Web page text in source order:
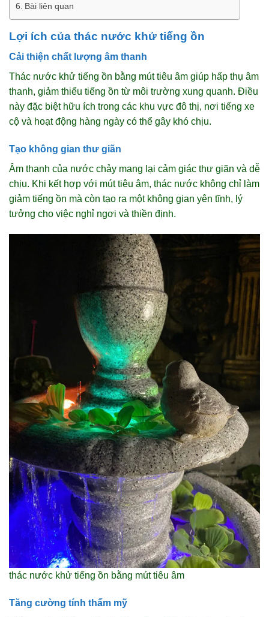
Bài liên quan
Lợi ích của thác nước khử tiếng ồn
Cải thiện chất lượng âm thanh
Thác nước khử tiếng ồn bằng mút tiêu âm giúp hấp thụ âm
thanh, giảm thiểu tiếng ồn từ môi trường xung quanh. Điều
này đặc biệt hữu ích trong các khu vực đô thị, nơi tiếng xe
cộ và hoạt động hàng ngày có thể gây khó chịu.
Tạo không gian thư giãn
Âm thanh của nước chảy mang lại cảm giác thư giãn và dễ
chịu. Khi kết hợp với mút tiêu âm, thác nước không chỉ làm
giảm tiếng ồn mà còn tạo ra một không gian yên tĩnh, lý
tưởng cho việc nghỉ ngơi và thiền định.
thác nước khử tiếng ồn bằng mút tiêu âm
Tăng cường tính thẩm mỹ